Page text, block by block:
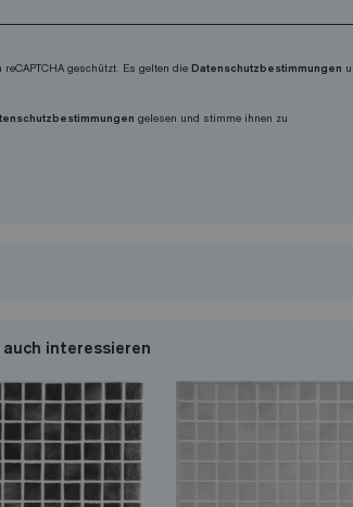
geschützt. Es gelten die Datenschutzbestimmungen
gelesen und stimme ihnen zu
auch interessieren